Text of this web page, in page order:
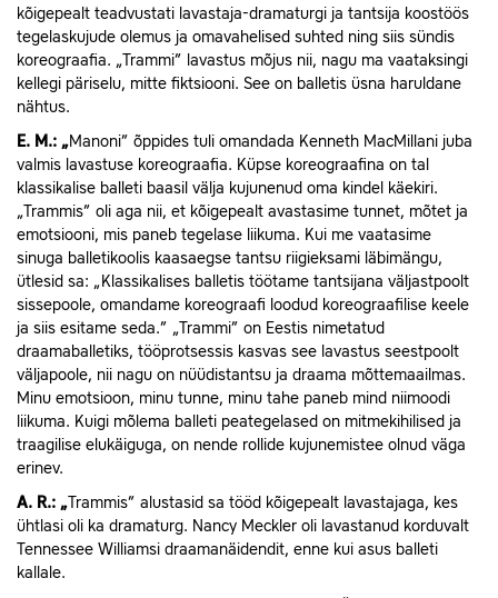
kõigepealt teadvustati lavastaja-dramaturgi ja tantsija koostöös
tegelaskujude olemus ja omavahelised suhted ning siis sündis
koreograafia. „Trammi” lavastus mõjus nii, nagu ma vaataksingi
kellegi päriselu, mitte fiktsiooni. See on balletis üsna haruldane
nähtus.
E. M.: „Manoni” õppides tuli omandada Kenneth MacMillani juba
valmis lavastuse koreograafia. Küpse koreograafina on tal
klassikalise balleti baasil välja kujunenud oma kindel käekiri.
„Trammis” oli aga nii, et kõigepealt avastasime tunnet, mõtet ja
emotsiooni, mis paneb tegelase liikuma. Kui me vaatasime
sinuga balletikoolis kaasaegse tantsu riigieksami läbimängu,
ütlesid sa: „Klassikalises balletis töötame tantsijana väljastpoolt
sissepoole, omandame koreograafi loodud koreograafilise keele
ja siis esitame seda.” „Trammi” on Eestis nimetatud
draamaballetiks, tööprotsessis kasvas see lavastus seestpoolt
väljapoole, nii nagu on nüüdistantsu ja draama mõttemaailmas.
Minu emotsioon, minu tunne, minu tahe paneb mind niimoodi
liikuma. Kuigi mõlema balleti peategelased on mitmekihilised ja
traagilise elukäiguga, on nende rollide kujunemistee olnud väga
erinev.
A. R.: „Trammis” alustasid sa tööd kõigepealt lavastajaga, kes
ühtlasi oli ka dramaturg. Nancy Meckler oli lavastanud korduvalt
Tennessee Williamsi draamanäidendit, enne kui asus balleti
kallale.